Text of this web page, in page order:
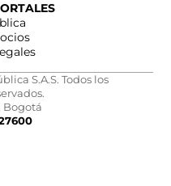
S.A.S. Todos los
Bogotá